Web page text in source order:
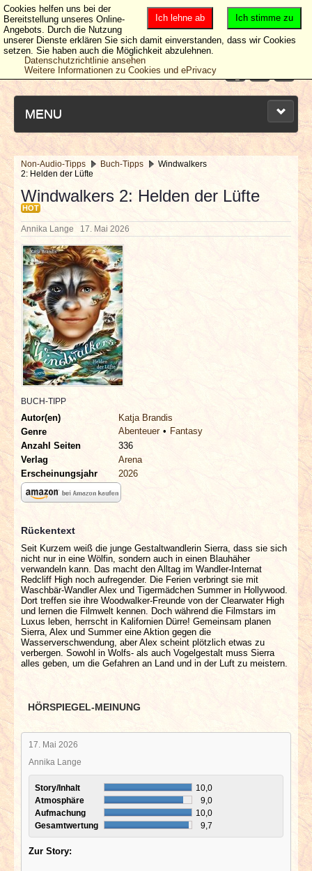
MENU
NEUESTE ARTIKEL
NEWS & DATES
BERICHTE
VERLOSUNGEN
INTERVIEWS
SPECIALS
LINKS
ARCHIV
Non-Audio-Tipps Buch-Tipps
Windwalkers
2: Helden der Lüfte
Windwalkers 2: Helden der Lüfte
HOT
Annika Lange 17. Mai 2026
BUCH-TIPP
Autor(en)
Katja Brandis
Genre
Abenteuer
Fantasy
Anzahl Seiten
336
Verlag
Arena
Erscheinungsjahr
2026
Rückentext
Seit Kurzem weiß die junge Gestaltwandlerin Sierra, dass sie sich
nicht nur in eine Wölfin, sondern auch in einen Blauhäher
verwandeln kann. Das macht den Alltag im Wandler-Internat
Redcliff High noch aufregender. Die Ferien verbringt sie mit
Waschbär-Wandler Alex und Tigermädchen Summer in Hollywood.
Dort treffen sie ihre Woodwalker-Freunde von der Clearwater High
und lernen die Filmwelt kennen. Doch während die Filmstars im
Luxus leben, herrscht in Kalifornien Dürre! Gemeinsam planen
Sierra, Alex und Summer eine Aktion gegen die
Wasserverschwendung, aber Alex scheint plötzlich etwas zu
verbergen. Sowohl in Wolfs- als auch Vogelgestalt muss Sierra
alles geben, um die Gefahren an Land und in der Luft zu meistern.
HÖRSPIEGEL-MEINUNG
17. Mai 2026
Annika Lange
Story/Inhalt
10,0
Atmosphäre
9,0
Aufmachung
10,0
Gesamtwertung
9,7
Zur Story:
Ich stimme zu
Ich lehne ab
Cookies helfen uns bei der
Bereitstellung unseres Online-
Angebots. Durch die Nutzung
unserer Dienste erklären Sie sich damit einverstanden, dass wir Cookies
setzen. Sie haben auch die Möglichkeit abzulehnen.
Datenschutzrichtlinie ansehen
Weitere Informationen zu Cookies und ePrivacy